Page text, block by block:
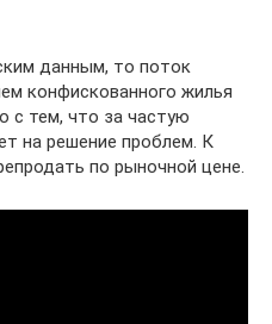
данным, то поток
конфискованного жилья
с тем, что за частую
на решение проблем. К
по рыночной цене.